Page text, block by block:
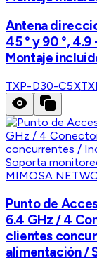
Antena
45 ° y 90 °,
Montaje
TXP-D30-C5X
MIMOSA
Punto de
6.4 GHz / 4
clientes
alimentación /